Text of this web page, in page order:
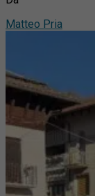
Matteo Pria